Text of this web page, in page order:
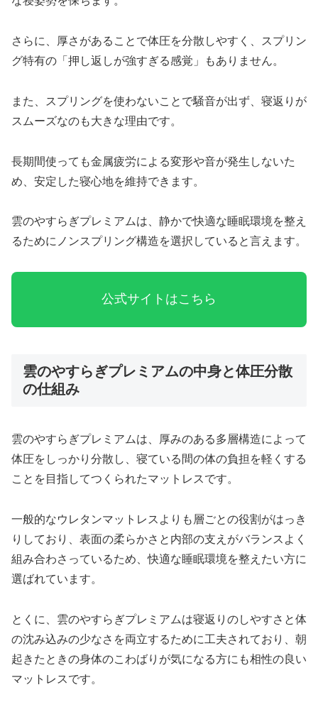
さらに、厚さがあることで体圧を分散しやすく、スプリン
グ特有の「押し返しが強すぎる感覚」もありません。
また、スプリングを使わないことで騒音が出ず、寝返りが
スムーズなのも大きな理由です。
長期間使っても金属疲労による変形や音が発生しないた
め、安定した寝心地を維持できます。
雲のやすらぎプレミアムは、静かで快適な睡眠環境を整え
るためにノンスプリング構造を選択していると言えます。
公式サイトはこちら
雲のやすらぎプレミアムの中身と体圧分散
の仕組み
雲のやすらぎプレミアムは、厚みのある多層構造によって
体圧をしっかり分散し、寝ている間の体の負担を軽くする
ことを目指してつくられたマットレスです。
一般的なウレタンマットレスよりも層ごとの役割がはっき
りしており、表面の柔らかさと内部の支えがバランスよく
組み合わさっているため、快適な睡眠環境を整えたい方に
選ばれています。
とくに、雲のやすらぎプレミアムは寝返りのしやすさと体
の沈み込みの少なさを両立するために工夫されており、朝
起きたときの身体のこわばりが気になる方にも相性の良い
マットレスです。